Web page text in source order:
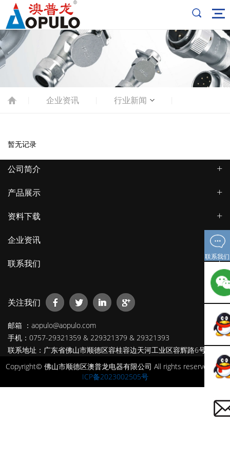
企业资讯 行业新闻
暂无记录
联系我们
公司简介
产品展示
资料下载
企业资讯
联系我们
关注我们
邮箱 ：aopulo@aopulo.com
手机：0757-29321359 & 229321379 & 29321393
联系地址：广东省佛山市顺德区容桂容边天河工业区容辉路6号
Copyright© 佛山市顺德区澳普龙电器有限公司 All rights reserved粤
ICP备2023002505号